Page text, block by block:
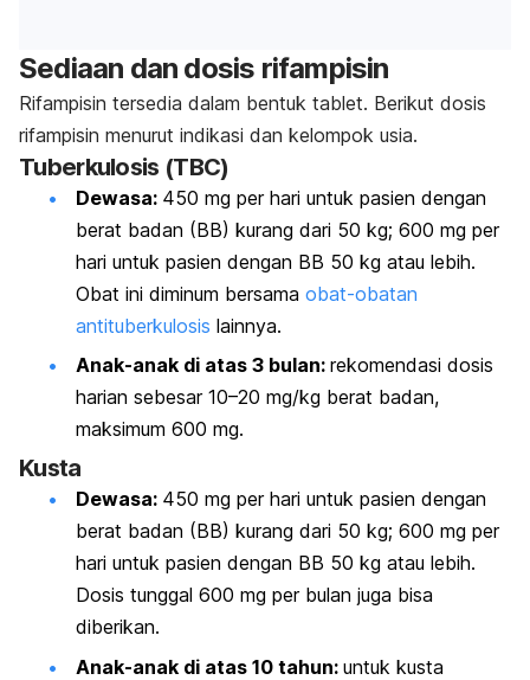
Sediaan dan dosis rifampisin
Rifampisin tersedia dalam bentuk tablet. Berikut dosis
rifampisin menurut indikasi dan kelompok usia.
Tuberkulosis (TBC)
Dewasa: 450 mg per hari untuk pasien dengan
berat badan (BB) kurang dari 50 kg; 600 mg per
hari untuk pasien dengan BB 50 kg atau lebih.
Obat ini diminum bersama obat-obatan
antituberkulosis lainnya.
Anak-anak di atas 3 bulan: rekomendasi dosis
harian sebesar 10–20 mg/kg berat badan,
maksimum 600 mg.
Kusta
Dewasa: 450 mg per hari untuk pasien dengan
berat badan (BB) kurang dari 50 kg; 600 mg per
hari untuk pasien dengan BB 50 kg atau lebih.
Dosis tunggal 600 mg per bulan juga bisa
diberikan.
Anak-anak di atas 10 tahun: untuk kusta